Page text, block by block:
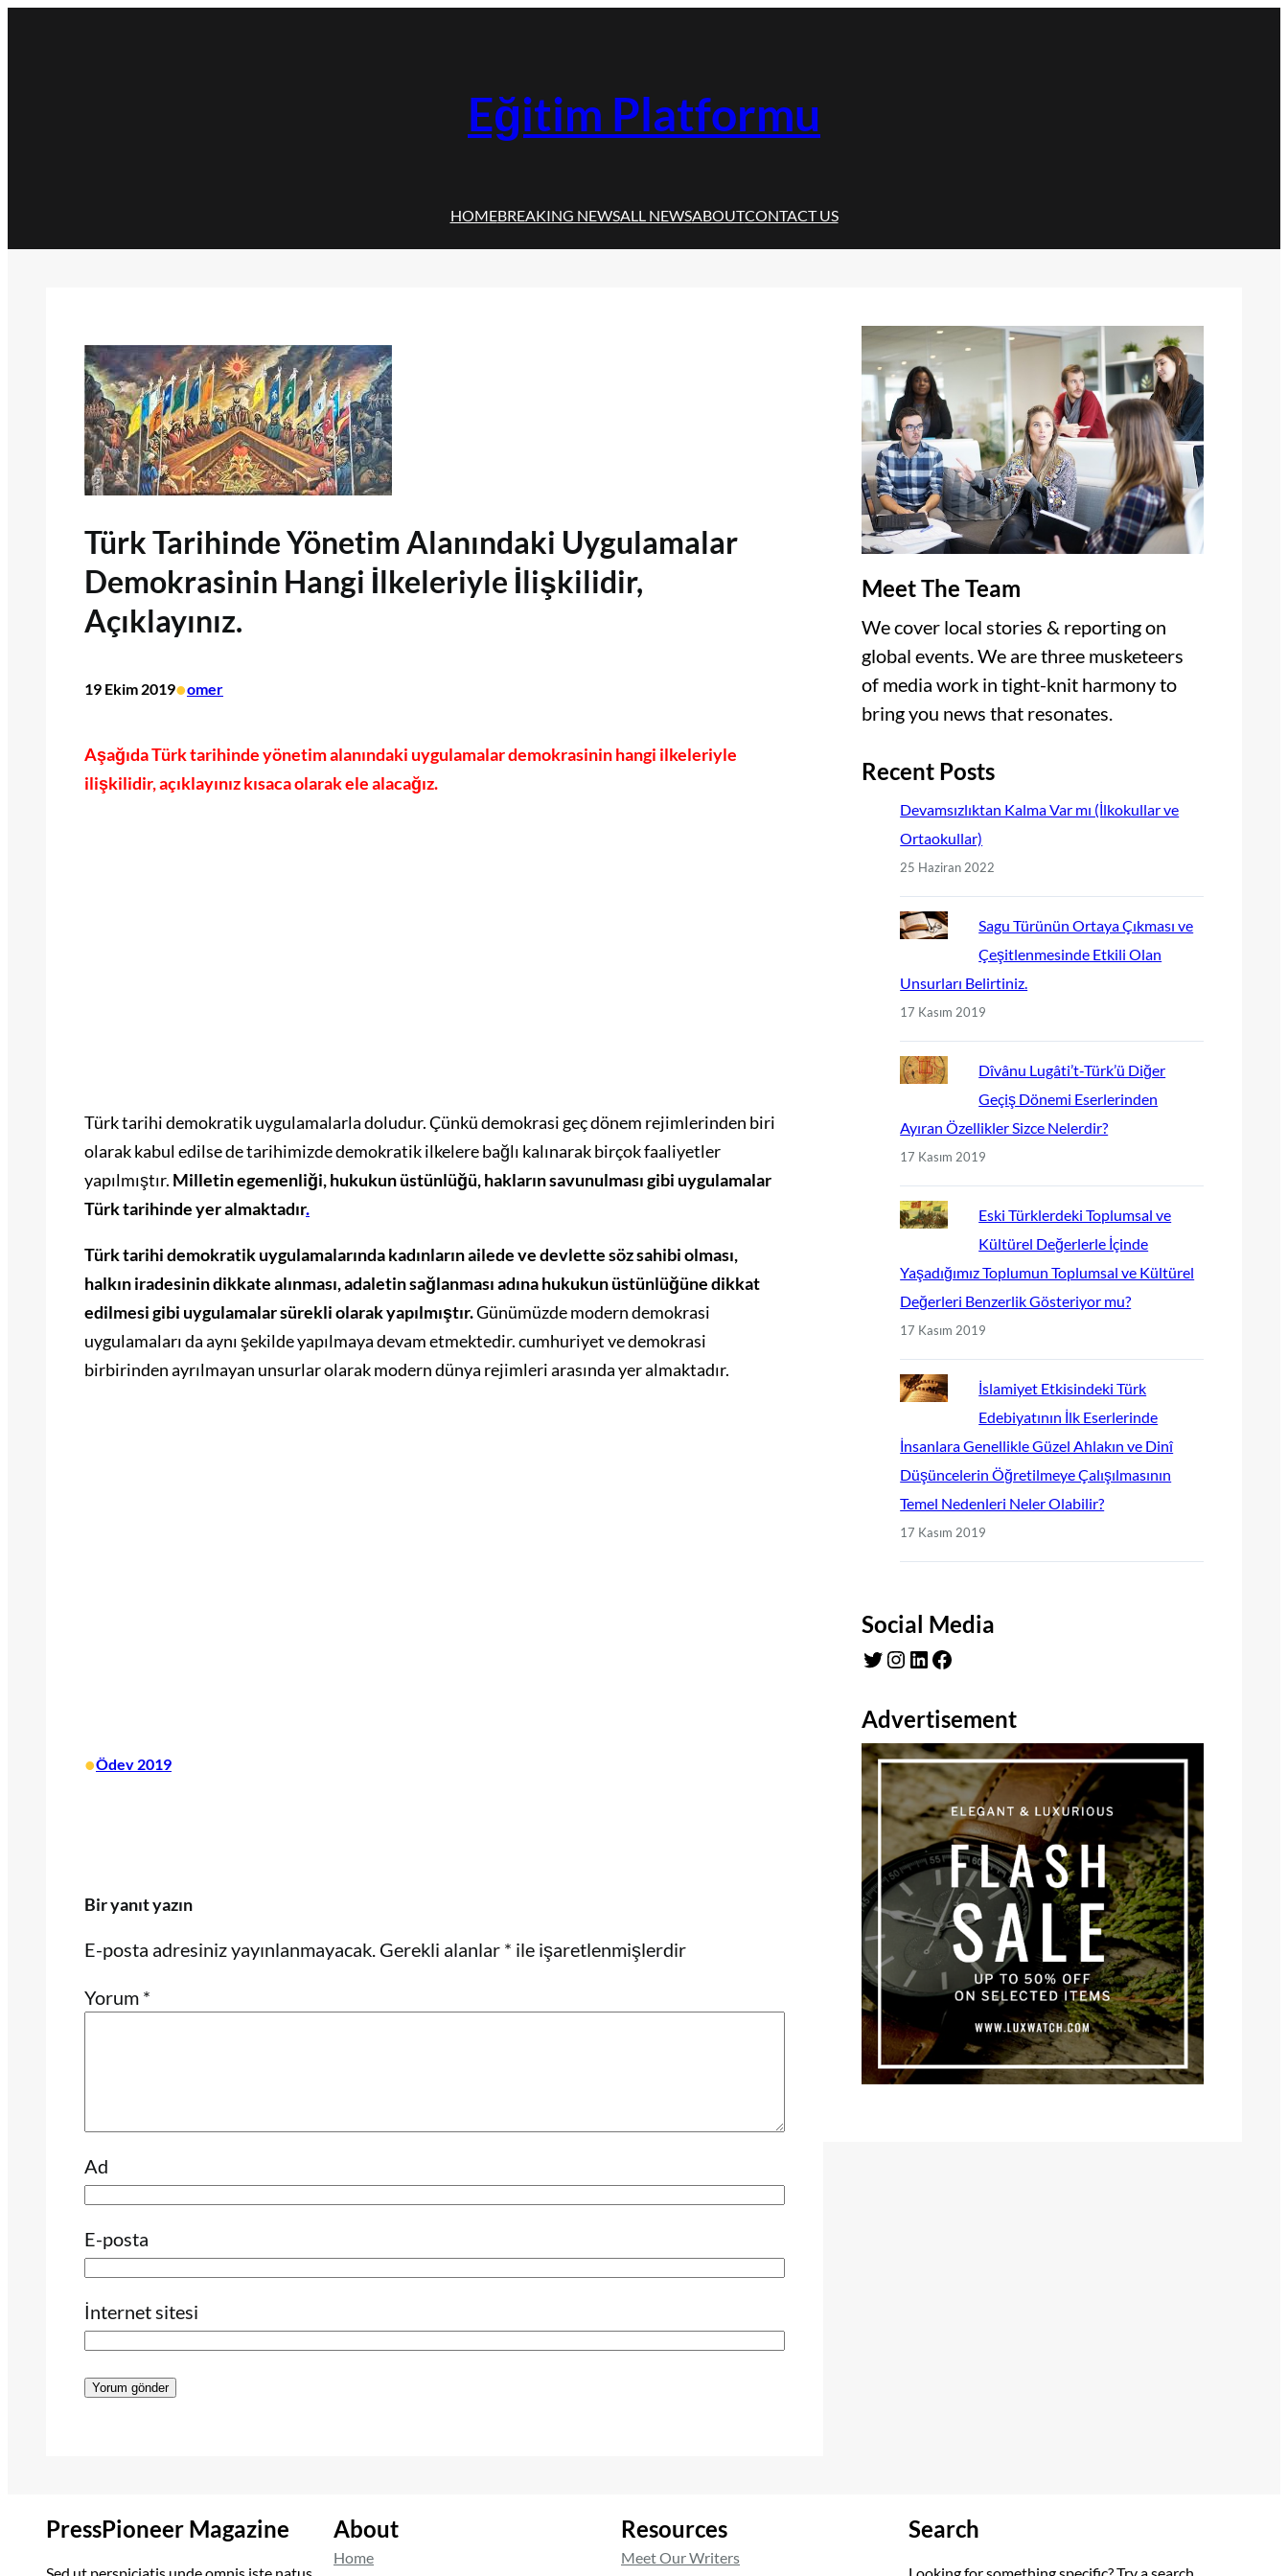
Eğitim Platformu
HOMEBREAKING NEWSALL NEWSABOUTCONTACT US
Türk Tarihinde Yönetim Alanındaki Uygulamalar
Demokrasinin Hangi İlkeleriyle İlişkilidir,
Açıklayınız.
19 Ekim 2019•omer
Aşağıda Türk tarihinde yönetim alanındaki uygulamalar demokrasinin hangi ilkeleriyle
ilişkilidir, açıklayınız kısaca olarak ele alacağız.
Türk tarihi demokratik uygulamalarla doludur. Çünkü demokrasi geç dönem rejimlerinden biri
olarak kabul edilse de tarihimizde demokratik ilkelere bağlı kalınarak birçok faaliyetler
yapılmıştır. Milletin egemenliği, hukukun üstünlüğü, hakların savunulması gibi uygulamalar
Türk tarihinde yer almaktadır.
Türk tarihi demokratik uygulamalarında kadınların ailede ve devlette söz sahibi olması,
halkın iradesinin dikkate alınması, adaletin sağlanması adına hukukun üstünlüğüne dikkat
edilmesi gibi uygulamalar sürekli olarak yapılmıştır.Günümüzde modern demokrasi
uygulamaları da aynı şekilde yapılmaya devam etmektedir. cumhuriyet ve demokrasi
birbirinden ayrılmayan unsurlar olarak modern dünya rejimleri arasında yer almaktadır.
•Ödev 2019
Bir yanıt yazın
E-posta adresiniz yayınlanmayacak. Gerekli alanlar * ile işaretlenmişlerdir
Yorum *
Ad
E-posta
İnternet sitesi
Meet The Team
We cover local stories & reporting on
global events. We are three musketeers
of media work in tight-knit harmony to
bring you news that resonates.
Recent Posts
Devamsızlıktan Kalma Var mı (İlkokullar ve
Ortaokullar)
25 Haziran 2022
Sagu Türünün Ortaya Çıkması ve
Çeşitlenmesinde Etkili Olan
Unsurları Belirtiniz.
17 Kasım 2019
Dîvânu Lugâti’t-Türk’ü Diğer
Geçiş Dönemi Eserlerinden
Ayıran Özellikler Sizce Nelerdir?
17 Kasım 2019
Eski Türklerdeki Toplumsal ve
Kültürel Değerlerle İçinde
Yaşadığımız Toplumun Toplumsal ve Kültürel
Değerleri Benzerlik Gösteriyor mu?
17 Kasım 2019
İslamiyet Etkisindeki Türk
Edebiyatının İlk Eserlerinde
İnsanlara Genellikle Güzel Ahlakın ve Dinî
Düşüncelerin Öğretilmeye Çalışılmasının
Temel Nedenleri Neler Olabilir?
17 Kasım 2019
Social Media
Twitter
Instagram LinkedIn Facebook
Advertisement
PressPioneer Magazine About
Home
Resources
Meet Our Writers
Search